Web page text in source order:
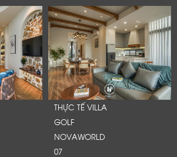
THỰC TẾ VILLA
GOLF
NOVAWORLD
07